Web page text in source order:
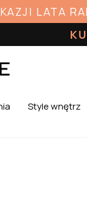
LATA
Style wnętrz